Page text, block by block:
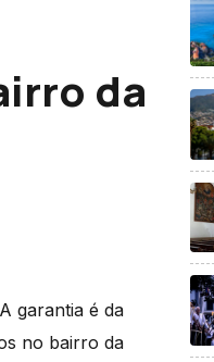
da
garantia é da
no bairro da